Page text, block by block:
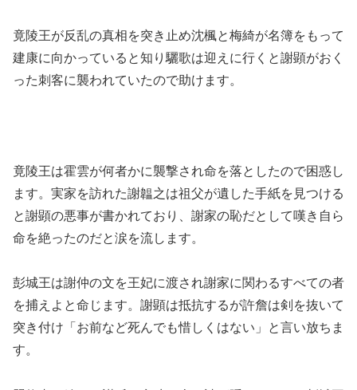
竟陵王が反乱の真相を突き止め沈楓と梅綺が名簿をもって
建康に向かっていると知り驪歌は迎えに行くと謝顕がおく
った刺客に襲われていたので助けます。
竟陵王は霍雲が何者かに襲撃され命を落としたので困惑し
ます。実家を訪れた謝韞之は祖父が遺した手紙を見つける
と謝顕の悪事が書かれており、謝家の恥だとして嘆き自ら
命を絶ったのだと涙を流します。
彭城王は謝仲の文を王妃に渡され謝家に関わるすべての者
を捕えよと命じます。謝顕は抵抗するが許詹は剣を抜いて
突き付け「お前など死んでも惜しくはない」と言い放ちま
す。